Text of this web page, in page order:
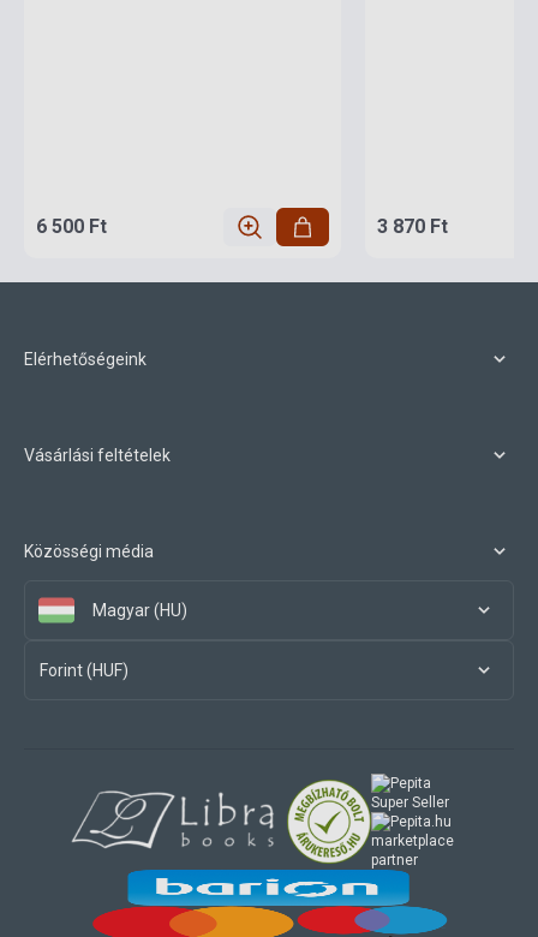
6 500 Ft 3 870 Ft
Elérhetőségeink
Vásárlási feltételek
Közösségi média
Magyar (HU)
Forint (HUF)
marketplace
partner